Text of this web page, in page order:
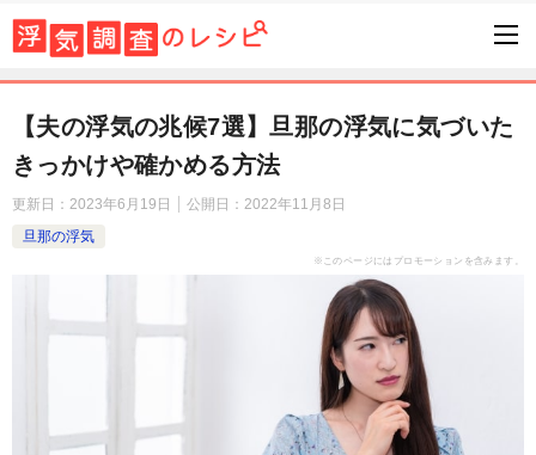
【夫の浮気の兆候7選】旦那の浮気に気づいた
きっかけや確かめる方法
更新日： 2023年6月19日 公開日： 2022年11月8日
旦那の浮気
※このページにはプロモーションを含みます。